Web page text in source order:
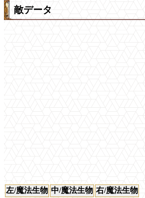
敵データ
左/魔法生物 中/魔法生物 右/魔法生物